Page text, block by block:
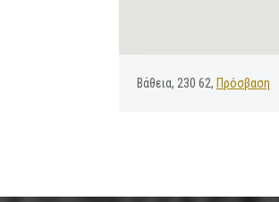
Βάθεια, 230 62, Πρόσβαση